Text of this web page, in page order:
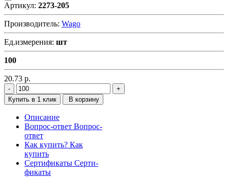
Артикул: 2273-205
Производитель: Wago
Ед.измерения: шт
100
20.73 р.
Купить в 1 клик В корзину
Описание
Вопрос-ответ Вопрос-
ответ
Как купить? Как
купить
Сертификаты Серти-
фикаты